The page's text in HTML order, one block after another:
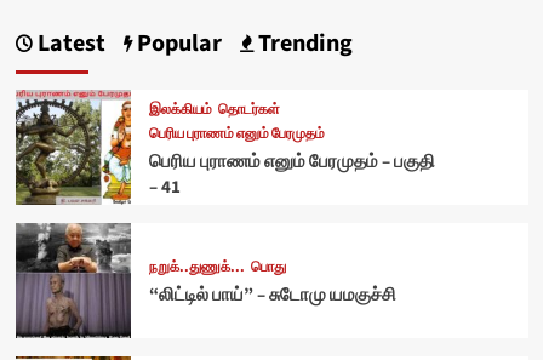
Latest Popular Trending
இலக்கியம் தொடர்கள்
பெரிய புராணம் எனும் பேரமுதம்
பெரிய புராணம் எனும் பேரமுதம் – பகுதி
– 41
நறுக்..துணுக்... பொது
“லிட்டில் பாய்” – சுடோமு யமகுச்சி